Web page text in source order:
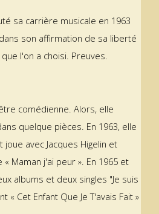
sa carrière musicale en 1963
son affirmation de sa liberté
l'on a choisi. Preuves.
comédienne. Alors, elle
quelque pièces. En 1963, elle
avec Jacques Higelin et
Maman j'ai peur ». En 1965 et
albums et deux singles "Je suis
« Cet Enfant Que Je T'avais Fait »